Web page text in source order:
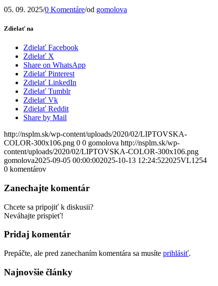
05. 09. 2025/0 Komentáre/od gomolova
Zdielať na
Zdielať Facebook
Zdielať X
Share on WhatsApp
Zdielať Pinterest
Zdielať LinkedIn
Zdielať Tumblr
Zdielať Vk
Zdielať Reddit
Share by Mail
http://nsplm.sk/wp-content/uploads/2020/02/LIPTOVSKA-
COLOR-300x106.png 0 0 gomolova http://nsplm.sk/wp-
content/uploads/2020/02/LIPTOVSKA-COLOR-300x106.png
gomolova2025-09-05 00:00:002025-10-13 12:24:522025VL1254
0 komentárov
Zanechajte komentár
Chcete sa pripojiť k diskusii?
Neváhajte prispieť!
Pridaj komentár
Prepáčte, ale pred zanechaním komentára sa musíte prihlásiť.
Najnovšie články